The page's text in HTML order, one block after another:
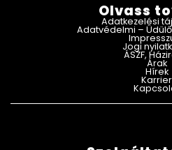
Olvass
Adatkezelési
Adatvédelmi –
Jogi
ÁSZF,
Árak
Hírek
Karrier